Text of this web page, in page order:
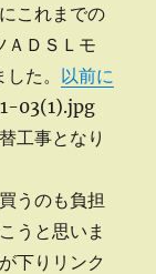
これまでの
ＡＤＳＬモ
た。 以前に
工事となり
うのも負担
うと思いま
下りリンク